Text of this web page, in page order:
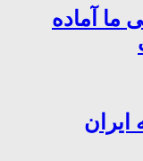
ما آماده
ایران